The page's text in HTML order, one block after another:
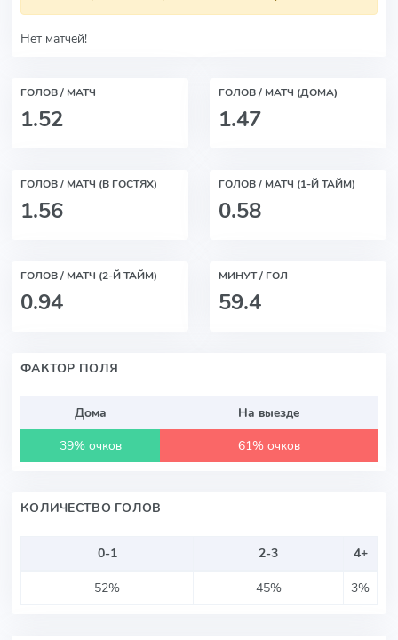
Нет матчей!
ГОЛОВ / МАТЧ
1.52
ГОЛОВ / МАТЧ (ДОМА)
1.47
ГОЛОВ / МАТЧ (В ГОСТЯХ)
1.56
ГОЛОВ / МАТЧ (1-Й ТАЙМ)
0.58
ГОЛОВ / МАТЧ (2-Й ТАЙМ)
0.94
МИНУТ / ГОЛ
59.4
ФАКТОР ПОЛЯ
Дома
На выезде
39% очков
61% очков
КОЛИЧЕСТВО ГОЛОВ
0-1 2-3
4+
52%
45% 3%